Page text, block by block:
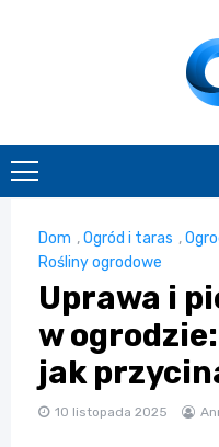
Dom ,Ogród i taras ,
Rośliny ogrodowe
Uprawa i
w
jak
10 listopada 2025